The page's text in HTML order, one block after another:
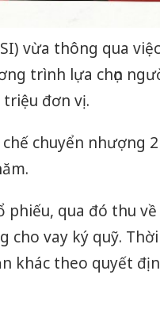
vừa thông qua
trình lựa chọn
đơn vị.
chuyển nhượng
phiếu, qua đó thu
cho vay ký quỹ.
khác theo quyết